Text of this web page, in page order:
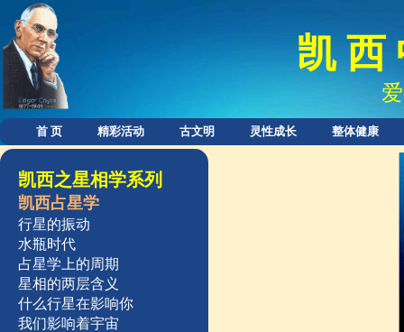
首 页 精彩活动 古文明 灵性成长 整体健康
凯 西
凯西之星相学系列
凯西占星学
行星的振动
水瓶时代
占星学上的周期
星相的两层含义
什么行星在影响你
我们影响着宇宙